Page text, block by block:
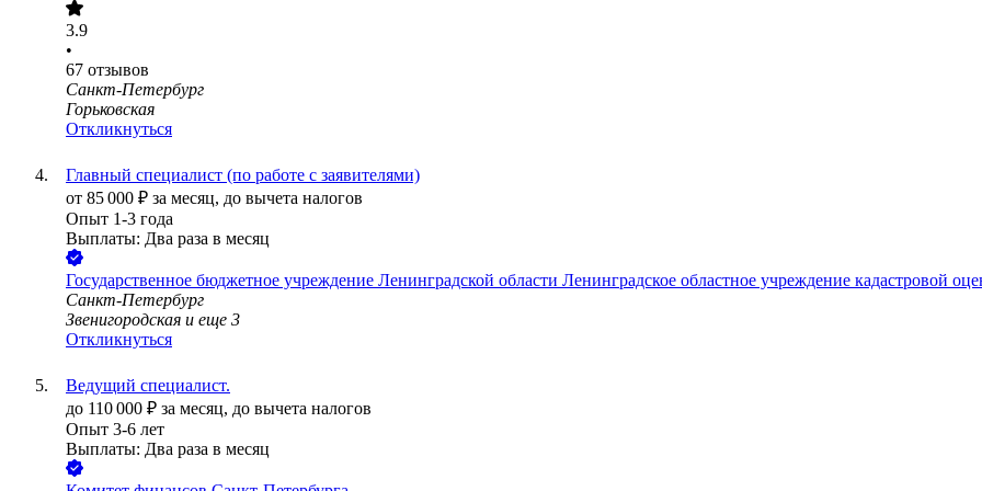
3.9
•
67 отзывов
Санкт-Петербург
Горьковская
Откликнуться
Главный специалист (по работе с заявителями)
от 85 000 ₽ за месяц, до вычета налогов
Опыт 1-3 года
Выплаты: Два раза в месяц
Государственное бюджетное учреждение Ленинградской области Ленинградское областное учреждение кадастровой
Санкт-Петербург
Звенигородская и еще 3
Откликнуться
Ведущий специалист.
до 110 000 ₽ за месяц, до вычета налогов
Опыт 3-6 лет
Выплаты: Два раза в месяц